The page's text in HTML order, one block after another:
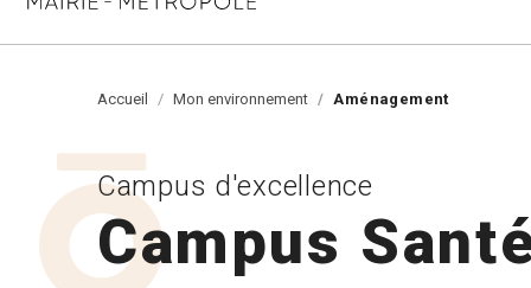
Accueil Mon environnement Aménagement
Campus
Campus d'excellence